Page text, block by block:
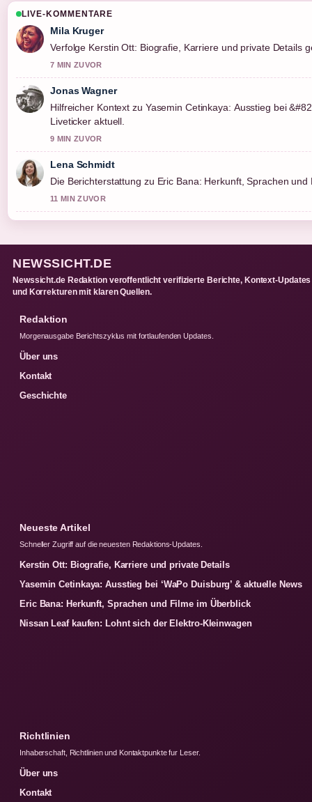
LIVE-KOMMENTARE
Mila Kruger
Verfolge Kerstin Ott: Biografie, Karriere und private Details
7 MIN ZUVOR
Jonas Wagner
Hilfreicher Kontext zu Yasemin Cetinkaya: Ausstieg bei
Liveticker aktuell.
9 MIN ZUVOR
Lena Schmidt
Die Berichterstattung zu Eric Bana: Herkunft, Sprachen
11 MIN ZUVOR
NEWSSICHT.DE
Newssicht.de Redaktion veroffentlicht verifizierte Berichte, Kontext-Updates
und Korrekturen mit klaren Quellen.
Redaktion
Morgenausgabe Berichtszyklus mit fortlaufenden Updates.
Über uns
Kontakt
Geschichte
Neueste Artikel
Schneller Zugriff auf die neuesten Redaktions-Updates.
Kerstin Ott: Biografie, Karriere und private Details
Yasemin Cetinkaya: Ausstieg bei ‘WaPo Duisburg’ & aktuelle News
Eric Bana: Herkunft, Sprachen und Filme im Überblick
Nissan Leaf kaufen: Lohnt sich der Elektro-Kleinwagen
Richtlinien
Inhaberschaft, Richtlinien und Kontaktpunkte fur Leser.
Über uns
Kontakt